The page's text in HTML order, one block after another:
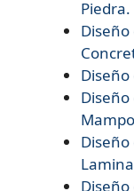
Piedra.
Diseño
Diseño
Diseño
Diseño